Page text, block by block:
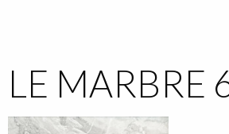
are
hereLE MARBRE
Image